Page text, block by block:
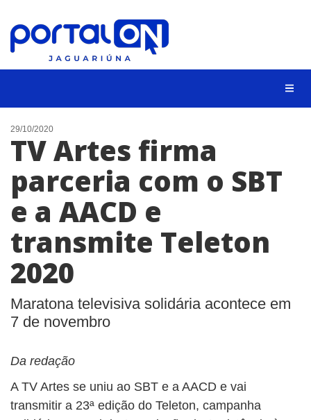
NOTÍCIAS
LISTA DIGITAL
CONTATO
ANUNCIE
BUSCAR
29/10/2020
TV Artes firma
parceria com o SBT
e a AACD e
transmite Teleton
2020
Maratona televisiva solidária acontece em
7 de novembro
Da redação
A TV Artes se uniu ao SBT e a AACD e vai
transmitir a 23ª edição do Teleton, campanha